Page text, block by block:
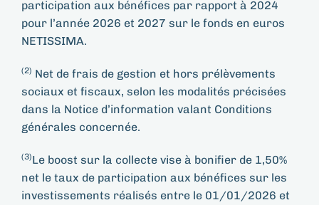
participation aux bénéfices par rapport à 2024
pour l’année 2026 et 2027 sur le fonds en euros
NETISSIMA.
(2) Net de frais de gestion et hors prélèvements
sociaux et fiscaux, selon les modalités précisées
dans la Notice d’information valant Conditions
générales concernée.
(3)Le boost sur la collecte vise à bonifier de 1,50%
net le taux de participation aux bénéfices sur les
investissements réalisés entre le 01/01/2026 et